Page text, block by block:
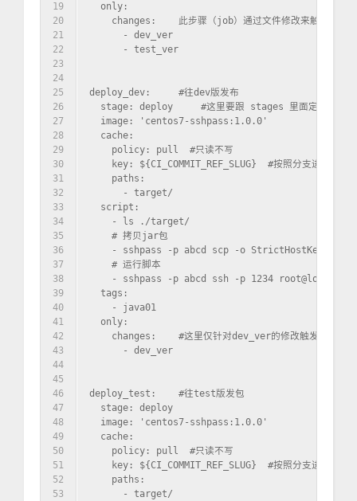
19
20
21
22
23
24
25
26
27
28
29
30
31
32
33
34
35
36
37
38
39
40
41
42
43
44
45
46
47
48
49
50
51
52
53
  only:
changes:    此步骤（job）通过文件修改来触发，下
      - dev_ver
      - test_ver
deploy_dev:     #往dev版发布
stage: deploy     #这里要跟 stages 里面定义的保持
  image: 'centos7-sshpass:1.0.0'
  cache:
    policy: pull  #只读不写
    key: ${CI_COMMIT_REF_SLUG}  #按照分支进行缓冲
    paths:
      - target/
  script:
    - ls ./target/
    # 拷贝jar包
- sshpass -p abcd scp -o
    # 运行脚本
- sshpass -p abcd ssh -p 1234
  tags:
    - java01
  only:
    changes:    #这里仅针对dev_ver的修改触发
      - dev_ver
deploy_test:    #往test版发包
  stage: deploy
  image: 'centos7-sshpass:1.0.0'
  cache:
    policy: pull  #只读不写
    key: ${CI_COMMIT_REF_SLUG}  #按照分支进行缓冲
    paths:
      - target/